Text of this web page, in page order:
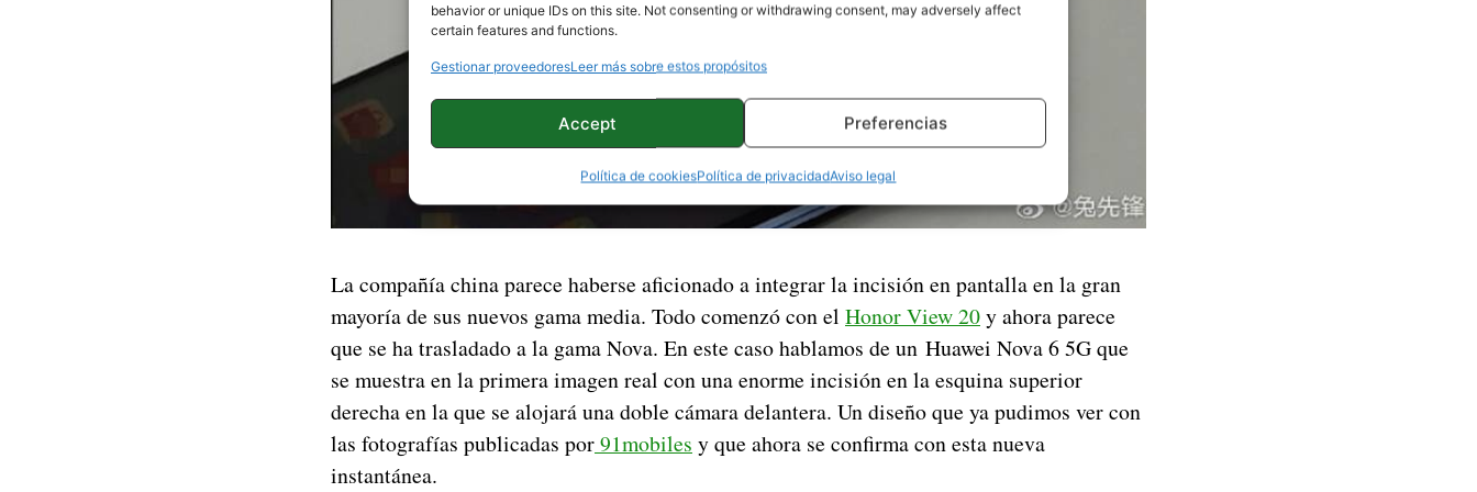
behavior or unique IDs on this site. Not consenting or withdrawing consent, may adversely affect
certain features and functions.
Gestionar proveedoresLeer más sobre estos propósitos
Accept Preferencias
Política de cookiesPolítica de privacidadAviso legal
La compañía china parece haberse aficionado a integrar la incisión en pantalla en la gran
mayoría de sus nuevos gama media. Todo comenzó con el Honor View 20y ahora parece
que se ha trasladado a la gama Nova. En este caso hablamos de un Huawei Nova 6 5G que
se muestra en la primera imagen real con una enorme incisión en la esquina superior
derecha en la que se alojará una doble cámara delantera. Un diseño que ya pudimos ver con
las fotografías publicadas por91mobiles y que ahora se confirma con esta nueva
instantánea.